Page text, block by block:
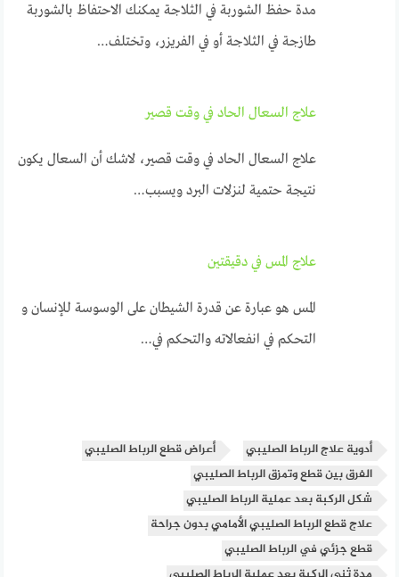
مدة حفظ الشوربة في الثلاجة يمكنك الاحتفاظ بالشوربة
طازجة في الثلاجة أو في الفريزر، وتختلف…
علاج السعال الحاد في وقت قصير
علاج السعال الحاد في وقت قصير، لاشك أن السعال يكون
نتيجة حتمية لنزلات البرد ويسبب…
علاج المس في دقيقتين
المس هو عبارة عن قدرة الشيطان على الوسوسة للإنسان و
التحكم في انفعالاته والتحكم في…
أدوية علاج الرباط الصليبي
أعراض قطع الرباط الصليبي
الفرق بين قطع وتمزق الرباط الصليبي
شكل الركبة بعد عملية الرباط الصليبي
علاج قطع الرباط الصليبي الأمامي بدون جراحة
قطع جزئي في الرباط الصليبي